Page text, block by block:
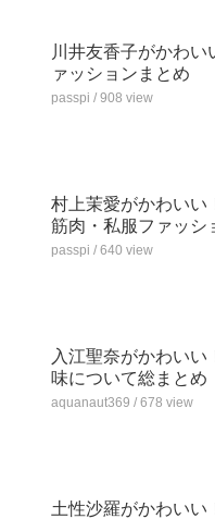
川井友香子がかわい
ァッションまとめ
passpi / 908 view
村上茉愛がかわいい
筋肉・私服ファッシ
passpi / 640 view
入江聖奈がかわい
味について総まとめ
aquanaut369 / 678 view
土性沙羅がかわいい